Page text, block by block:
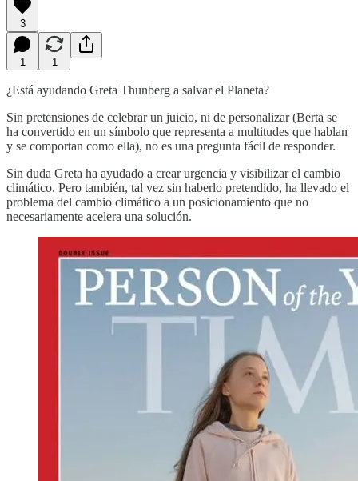
3
1 1
¿Está ayudando Greta Thunberg a salvar el Planeta?
Sin pretensiones de celebrar un juicio, ni de personalizar (Berta se
ha convertido en un símbolo que representa a multitudes que hablan
y se comportan como ella), no es una pregunta fácil de responder.
Sin duda Greta ha ayudado a crear urgencia y visibilizar el cambio
climático. Pero también, tal vez sin haberlo pretendido, ha llevado el
problema del cambio climático a un posicionamiento que no
necesariamente acelera una solución.